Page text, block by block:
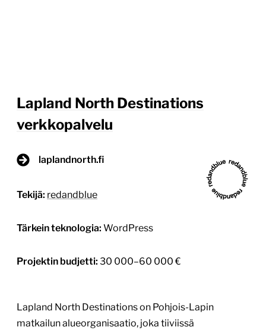
Lapland North Destinations
verkkopalvelu
laplandnorth.fi
Tekijä: redandblue
Tärkein teknologia: WordPress
Projektin budjetti: 30 000–60 000 €
Lapland North Destinations on Pohjois-Lapin
matkailun alueorganisaatio, joka tiiviissä